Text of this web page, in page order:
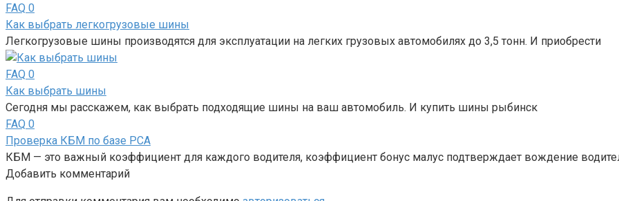
FAQ 0
Как выбрать легкогрузовые шины
Легкогрузовые шины производятся для эксплуатации на легких грузовых автомобилях до 3,5 тонн. И приобрести
FAQ 0
Как выбрать шины
Сегодня мы расскажем, как выбрать подходящие шины на ваш автомобиль. И купить шины рыбинск
FAQ 0
Проверка КБМ по базе РСА
КБМ — это важный коэффициент для каждого водителя, коэффициент бонус малус подтверждает вождение
Добавить комментарий